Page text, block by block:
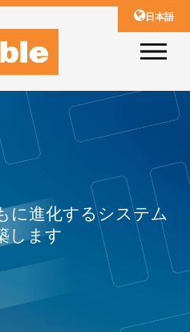
日本語
に進化するシステム
します